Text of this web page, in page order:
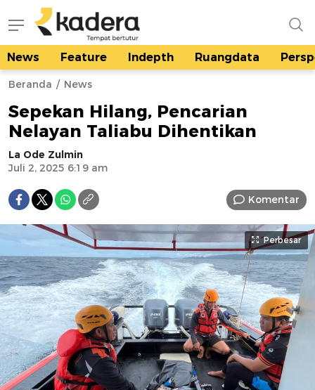
kadera.id
Tempat bertutur
News Feature Indepth Ruangdata
Beranda News
Sepekan Hilang, Pencarian
Nelayan Taliabu Dihentikan
La Ode Zulmin
Juli 2, 2025 6:19 am
Komentar
Perbesar